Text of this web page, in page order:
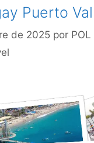
Puerto
de 2025 por POL